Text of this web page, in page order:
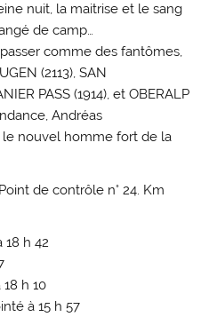
nuit, la maitrise et le sang
de camp…
comme des fantômes,
(2113), SAN
PASS (1914), et OBERALP
Andréas
le nouvel homme fort de la
de contrôle n° 24. Km
18 h 42
h 10
à 15 h 57